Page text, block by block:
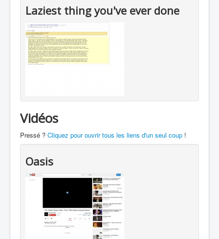
Laziest thing you've ever done
Vidéos
Pressé ? Cliquez pour ouvrir tous les liens d'un seul coup !
Oasis